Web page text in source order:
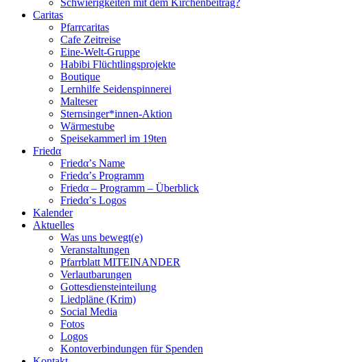
Schwierigkeiten mit dem Kirchenbeitrag?
Caritas
Pfarrcaritas
Cafe Zeitreise
Eine-Welt-Gruppe
Habibi Flüchtlingsprojekte
Boutique
Lernhilfe Seidenspinnerei
Malteser
Sternsinger*innen-Aktion
Wärmestube
Speisekammerl im 19ten
Friedα
Friedα’s Name
Friedα’s Programm
Friedα – Programm – Überblick
Friedα’s Logos
Kalender
Aktuelles
Was uns bewegt(e)
Veranstaltungen
Pfarrblatt MITEINANDER
Verlautbarungen
Gottesdiensteinteilung
Liedpläne (Krim)
Social Media
Fotos
Logos
Kontoverbindungen für Spenden